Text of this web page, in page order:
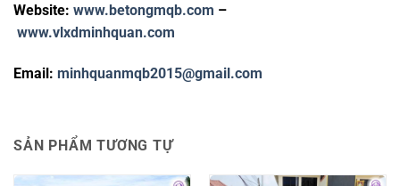
Website: www.betongmqb.com –
www.vlxdminhquan.com
Email: minhquanmqb2015@gmail.com
SẢN PHẨM TƯƠNG TỰ